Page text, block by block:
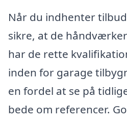
Når du indhenter
sikre, at de
har de rette
inden for garage
en fordel at se på
bede om referencer.